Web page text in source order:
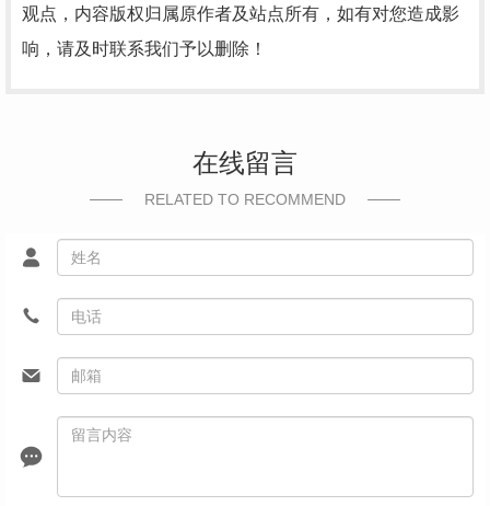
观点，内容版权归属原作者及站点所有，如有对您造成影
响，请及时联系我们予以删除！
在线留言
RELATED TO RECOMMEND